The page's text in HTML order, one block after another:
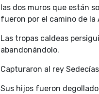
las dos muros que están
fueron por el camino de la
Las tropas caldeas
abandonándolo.
Capturaron al rey
Sus hijos fueron